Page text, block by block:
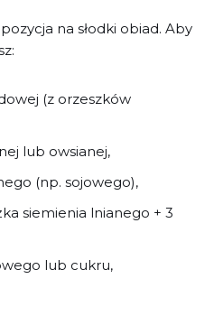
na słodki obiad. Aby
(z orzeszków
lub owsianej,
(np. sojowego),
siemienia lnianego + 3
lub cukru,